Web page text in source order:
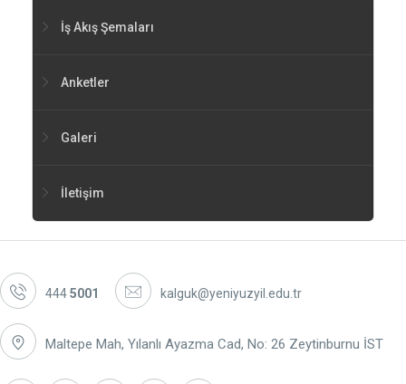
İş Akış Şemaları
Anketler
Galeri
İletişim
4445001 kalguk@yeniyuzyil.edu.tr
Maltepe Mah, Yılanlı Ayazma Cad, No: 26 Zeytinburnu İST